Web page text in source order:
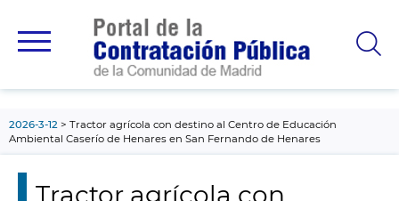
principal
2026-3-12
Tractor agrícola con destino al Centro de Educación
Ambiental Caserío de Henares en San Fernando de Henares
Tractor agrícola con